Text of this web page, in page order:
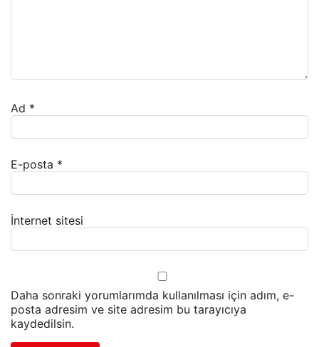
Ad *
E-posta *
İnternet sitesi
Daha sonraki yorumlarımda kullanılması için adım, e-
posta adresim ve site adresim bu tarayıcıya
kaydedilsin.